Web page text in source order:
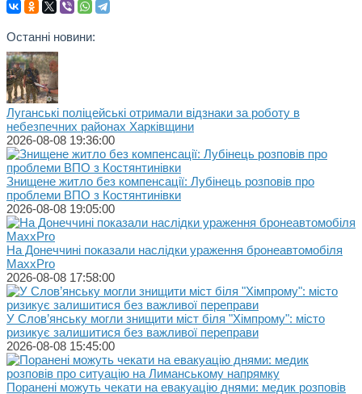
Останні новини:
Луганські поліцейські отримали відзнаки за роботу в
небезпечних районах Харківщини
2026-08-08 19:36:00
Знищене житло без компенсації: Лубінець розповів про
проблеми ВПО з Костянтинівки
2026-08-08 19:05:00
На Донеччині показали наслідки ураження бронеавтомобіля
MaxxPro
2026-08-08 17:58:00
У Слов’янську могли знищити міст біля "Хімпрому": місто
ризикує залишитися без важливої переправи
2026-08-08 15:45:00
Поранені можуть чекати на евакуацію днями: медик розповів